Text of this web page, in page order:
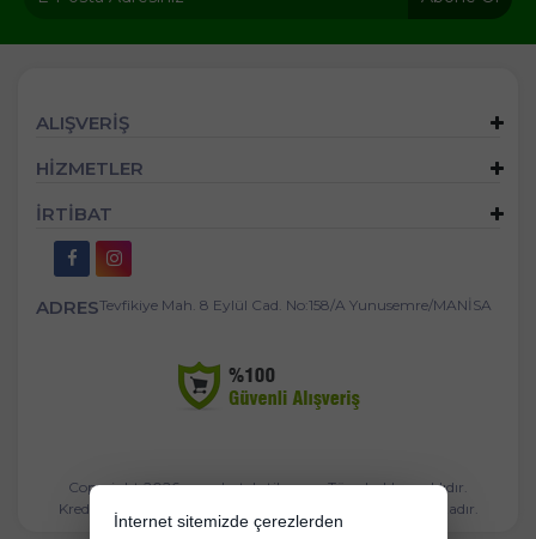
ALIŞVERİŞ
HİZMETLER
İRTİBAT
ADRESTevfikiye Mah. 8 Eylül Cad. No:158/A Yunusemre/MANİSA
Copyright 2026 mandastekstil.com - Tüm hakları saklıdır.
Kredi kartı bilgileriniz 256bit SSL sertifikası ile korunmaktadır.
İnternet sitemizde çerezlerden